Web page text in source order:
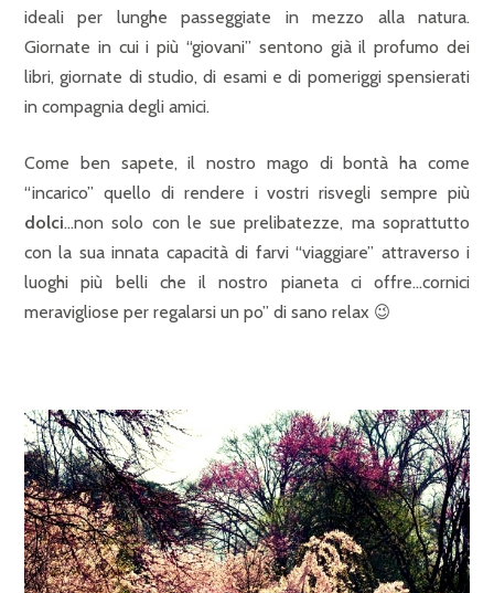
ideali per lunghe passeggiate in mezzo alla natura.
Giornate in cui i più “giovani” sentono già il profumo dei
libri, giornate di studio, di esami e di pomeriggi spensierati
in compagnia degli amici.
Come ben sapete, il nostro mago di bontà ha come
“incarico” quello di rendere i vostri risvegli sempre più
dolci…non solo con le sue prelibatezze, ma soprattutto
con la sua innata capacità di farvi “viaggiare” attraverso i
luoghi più belli che il nostro pianeta ci offre…cornici
meravigliose per regalarsi un po” di sano relax 😉